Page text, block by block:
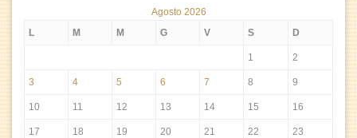
Agosto 2026
L
M M G V S D
1 2
3 4 5 6 7 8 9
10 11 12 13 14 15 16
17 18 19 20 21 22 23